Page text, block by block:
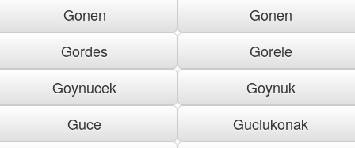
Gonen
Gonen
Gordes
Gorele
Goynucek
Goynuk
Guce
Guclukonak